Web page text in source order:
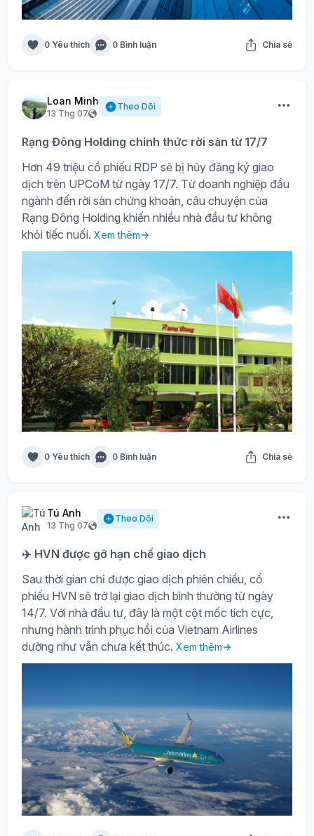
0 Yêu thích 0 Bình luận Chia sẻ
Loan Minh
13 Thg 07
Theo Dõi
Rạng Đông Holding chính thức rời sàn từ 17/7
Hơn 49 triệu cổ phiếu RDP sẽ bị hủy đăng ký giao
dịch trên UPCoM từ ngày 17/7. Từ doanh nghiệp đầu
ngành đến rời sàn chứng khoán, câu chuyện của
Rạng Đông Holding khiến nhiều nhà đầu tư không
khỏi tiếc nuối. Xem thêm
0 Yêu thích 0 Bình luận Chia sẻ
Tú Anh
13 Thg 07
Theo Dõi
✈️ HVN được gỡ hạn chế giao dịch
Sau thời gian chỉ được giao dịch phiên chiều, cổ
phiếu HVN sẽ trở lại giao dịch bình thường từ ngày
14/7. Với nhà đầu tư, đây là một cột mốc tích cực,
nhưng hành trình phục hồi của Vietnam Airlines
dường như vẫn chưa kết thúc. Xem thêm